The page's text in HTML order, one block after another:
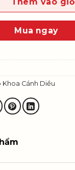
Mua ngay
Khoa Cánh Diều